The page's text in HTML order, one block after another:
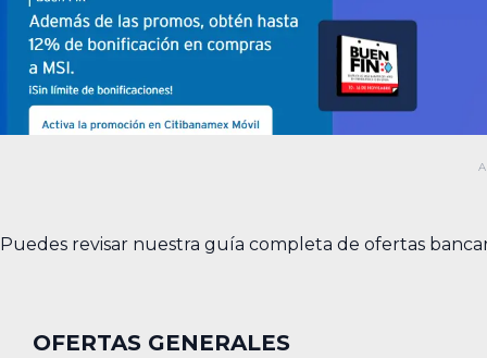
Puedes revisar nuestra guía completa de ofertas
OFERTAS GENERALES